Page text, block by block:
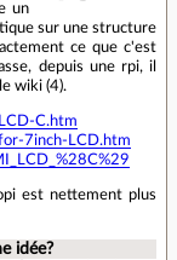
un
sur une structure
ce que c'est
depuis une rpi, il
wiki (4).
C.htm
7inch-LCD.htm
est nettement plus
idée?